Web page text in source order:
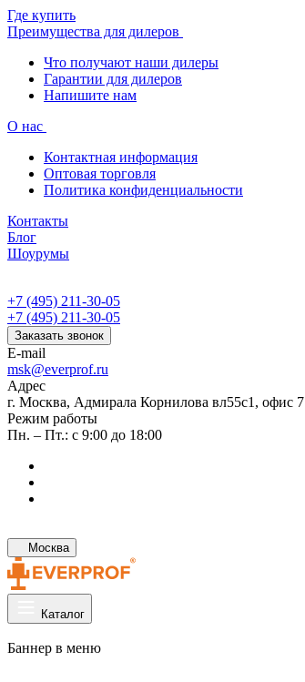
Где купить
Преимущества для дилеров
Что получают наши дилеры
Гарантии для дилеров
Напишите нам
О нас
Контактная информация
Оптовая торговля
Политика конфиденциальности
Контакты
Блог
Шоурумы
+7 (495) 211-30-05
+7 (495) 211-30-05
Заказать звонок
E-mail
msk@everprof.ru
Адрес
г. Москва, Адмирала Корнилова вл55с1, офис 7
Режим работы
Пн. – Пт.: с 9:00 до 18:00
Москва
Каталог
Баннер в меню